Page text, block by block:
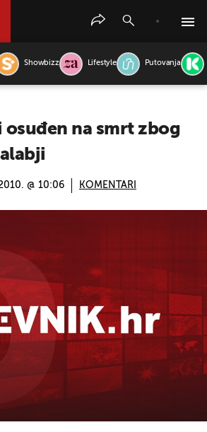
Showbizz Lifestyle Putovanja
osuđen na smrt zbog
@ 10:06 KOMENTARI